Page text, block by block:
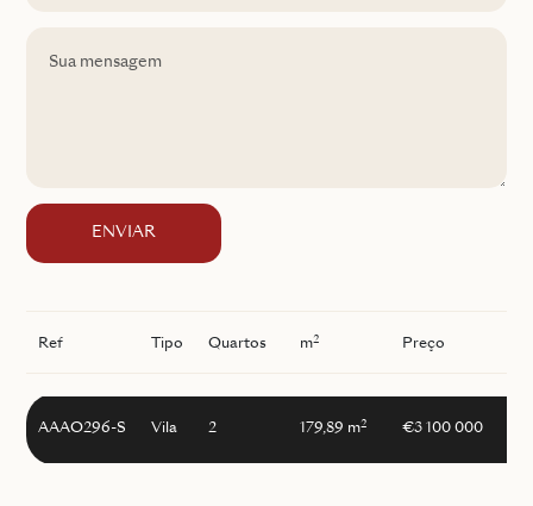
ENVIAR
Ref Tipo Quartos m2 Preço
AAAO296-S Vila 2 179,89 m2 €3 100 000